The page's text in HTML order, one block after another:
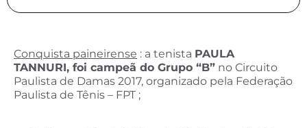
Conquista paineirense : a tenista PAULA
TANNURI, foi campeã do Grupo “B” no Circuito
Paulista de Damas 2017, organizado pela Federação
Paulista de Tênis – FPT ;